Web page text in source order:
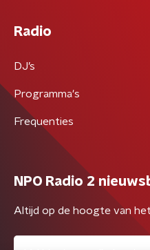
Radio
DJ’s
Programma's
Frequenties
NPO Radio 2
Altijd op de hoogte van